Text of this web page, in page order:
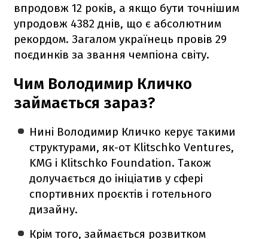
впродовж 12 років, а якщо бути точнішим
упродовж 4382 днів, що є абсолютним
рекордом. Загалом українець провів 29
поєдинків за звання чемпіона світу.
Чим Володимир Кличко
займається зараз?
Нині Володимир Кличко керує такими
структурами, як-от Klitschko Ventures,
KMG і Klitschko Foundation. Також
долучається до ініціатив у сфері
спортивних проєктів і готельного
дизайну.
Крім того, займається розвитком